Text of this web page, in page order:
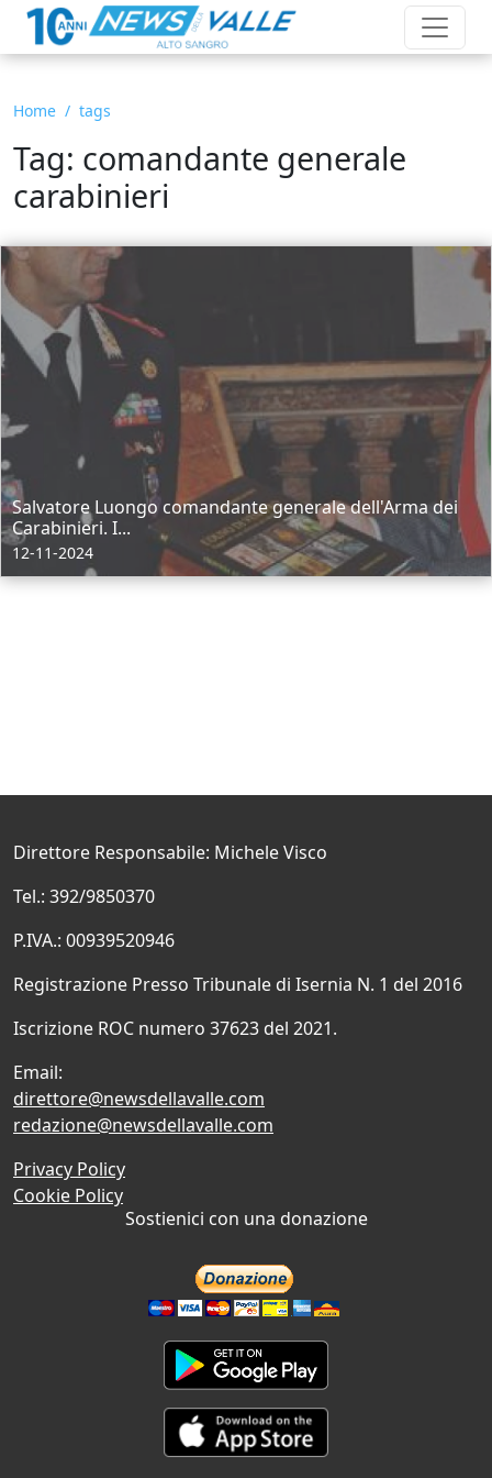
Home tags
Tag: comandante generale
carabinieri
Salvatore Luongo comandante generale dell'Arma dei
Carabinieri. I...
12-11-2024
Direttore Responsabile: Michele Visco
Tel.: 392/9850370
P.IVA.: 00939520946
Registrazione Presso Tribunale di Isernia N. 1 del 2016
Iscrizione ROC numero 37623 del 2021.
Email:
direttore@newsdellavalle.com
redazione@newsdellavalle.com
Privacy Policy
Cookie Policy
Sostienici con una donazione